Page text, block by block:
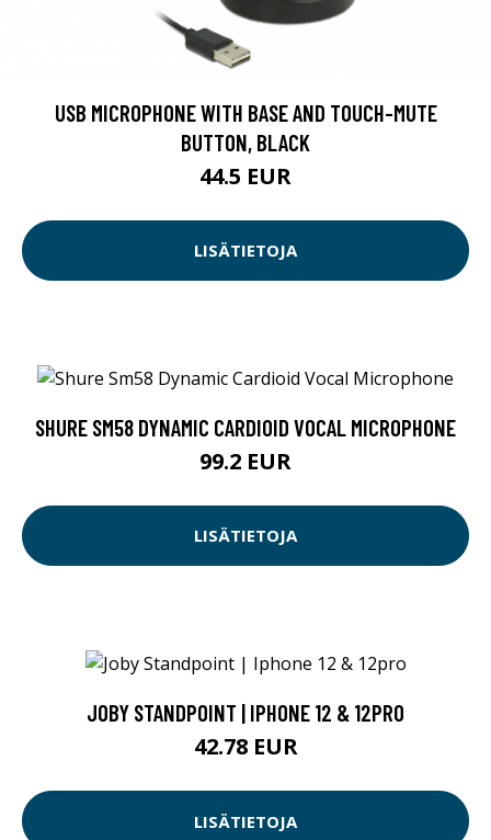
USB MICROPHONE WITH BASE AND TOUCH-MUTE
BUTTON, BLACK
44.5 EUR
LISÄTIETOJA
SHURE SM58 DYNAMIC CARDIOID VOCAL MICROPHONE
99.2 EUR
LISÄTIETOJA
JOBY STANDPOINT | IPHONE 12 & 12PRO
42.78 EUR
LISÄTIETOJA